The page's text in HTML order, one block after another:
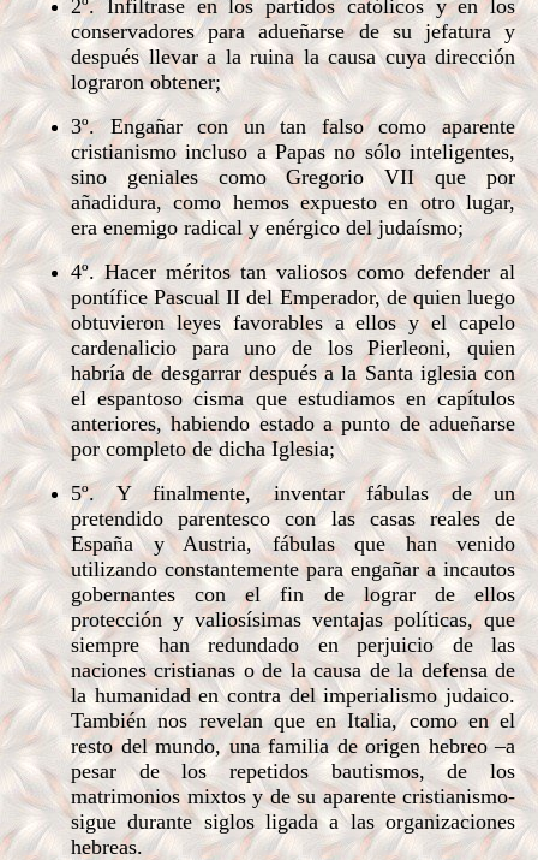
2º. Infiltrase en los partidos católicos y en los
conservadores para adueñarse de su jefatura y
después llevar a la ruina la causa cuya dirección
lograron obtener;
3º. Engañar con un tan falso como aparente
cristianismo incluso a Papas no sólo inteligentes,
sino geniales como Gregorio VII que por
añadidura, como hemos expuesto en otro lugar,
era enemigo radical y enérgico del judaísmo;
4º. Hacer méritos tan valiosos como defender al
pontífice Pascual II del Emperador, de quien luego
obtuvieron leyes favorables a ellos y el capelo
cardenalicio para uno de los Pierleoni, quien
habría de desgarrar después a la Santa iglesia con
el espantoso cisma que estudiamos en capítulos
anteriores, habiendo estado a punto de adueñarse
por completo de dicha Iglesia;
5º. Y finalmente, inventar fábulas de un
pretendido parentesco con las casas reales de
España y Austria, fábulas que han venido
utilizando constantemente para engañar a incautos
gobernantes con el fin de lograr de ellos
protección y valiosísimas ventajas políticas, que
siempre han redundado en perjuicio de las
naciones cristianas o de la causa de la defensa de
la humanidad en contra del imperialismo judaico.
También nos revelan que en Italia, como en el
resto del mundo, una familia de origen hebreo –a
pesar de los repetidos bautismos, de los
matrimonios mixtos y de su aparente cristianismo-
sigue durante siglos ligada a las organizaciones
hebreas.